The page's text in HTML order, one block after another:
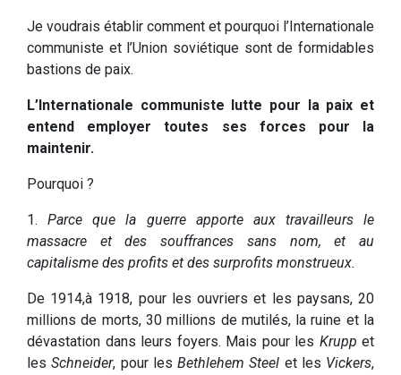
Je voudrais établir comment et pourquoi l’Internationale
communiste et l’Union soviétique sont de formidables
bastions de paix.
L’Internationale communiste lutte pour la paix et
entend employer toutes ses forces pour la
maintenir.
Pourquoi ?
1.Parce que la guerre apporte aux travailleurs le
massacre et des souffrances sans nom, et au
capitalisme des profits et des surprofits monstrueux.
De 1914,à 1918, pour les ouvriers et les paysans, 20
millions de morts, 30 millions de mutilés, la ruine et la
dévastation dans leurs foyers. Mais pour les Krupp et
lesSchneider, pour les Bethlehem Steel et les Vickers,